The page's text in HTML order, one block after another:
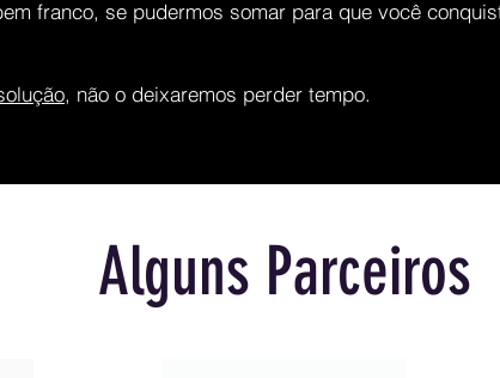
franco, se pudermos somar para que você
, não o deixaremos perder tempo.
Alguns Parceiros